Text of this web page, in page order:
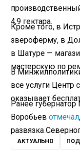
4,9 гектара.
Кроме того, в
звероферму, в
в Шатуре —
мастерскую по
В
все услуги Центр
оказывает
Ранее
Воробьевотмечал
развязка
АКТУАЛЬНО